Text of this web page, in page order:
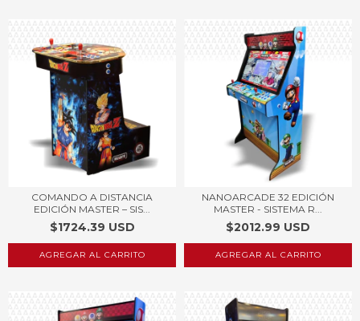
COMANDO A DISTANCIA
EDICIÓN MASTER – SIS...
$1724.39 USD
AGREGAR AL CARRITO
NANOARCADE 32 EDICIÓN
MASTER - SISTEMA R...
$2012.99 USD
AGREGAR AL CARRITO